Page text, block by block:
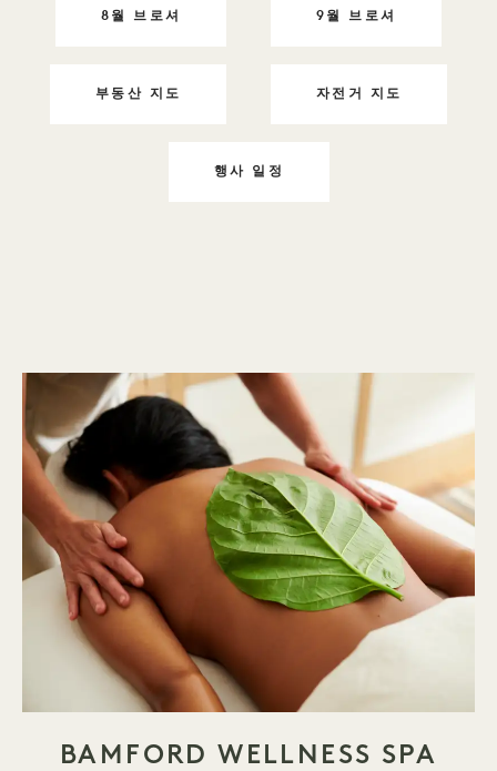
8월 브로셔DAYLIFE 1번 9월 브로셔DAYLIFE 1번
부동산 지도DAYLIFE 1번 자전거 지도DAYLIFE 1번
행사 일정DAYLIFE 1번
BAMFORD WELLNESS SPA